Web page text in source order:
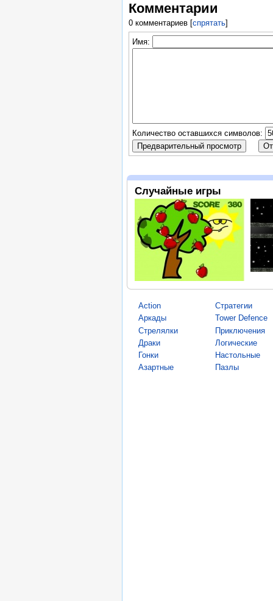
Комментарии
0 комментариев[спрятать]
Имя:
Количество оставшихся символов:
Случайные игры
Action
Аркады
Стрелялки
Драки
Гонки
Азартные
Стратегии
Tower Defence
Приключения
Логические
Настольные
Пазлы